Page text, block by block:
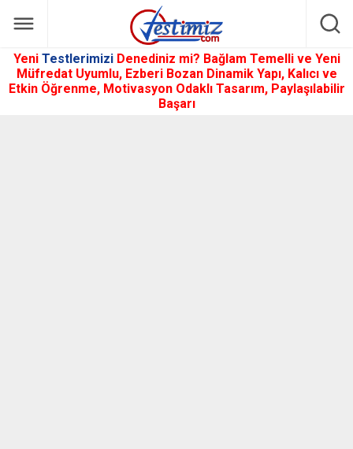
Yeni Testlerimizi Denediniz mi? Bağlam Temelli ve Yeni
Müfredat Uyumlu, Ezberi Bozan Dinamik Yapı, Kalıcı ve
Etkin Öğrenme, Motivasyon Odaklı Tasarım, Paylaşılabilir
Başarı